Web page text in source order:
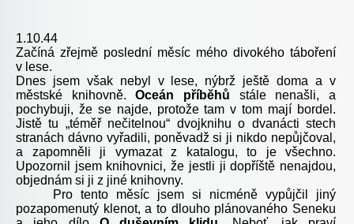
1.10.44
Začíná zřejmě poslední měsíc mého divokého táboření
v lese.
Dnes jsem však nebyl v lese, nýbrž ještě doma a v
městské knihovně.Oceán příběhů stále nenašli, a
pochybuji, že se najde, protože tam v tom mají bordel.
Jistě tu „téměř nečitelnou“ dvojknihu o dvanácti stech
stranách dávno vyřadili, poněvadž si ji nikdo nepůjčoval,
a zapomněli ji vymazat z katalogu, to je všechno.
Upozornil jsem knihovnici, že jestli ji dopříště nenajdou,
objednám si ji z jiné knihovny.
Pro tento měsíc jsem si nicméně vypůjčil jiný
pozapomenutý klenot, a to dlouho plánovaného Seneku